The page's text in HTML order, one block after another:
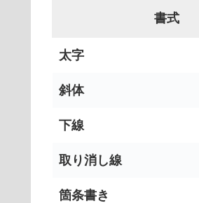
書式
太字
斜体
下線
取り消し線
箇条書き